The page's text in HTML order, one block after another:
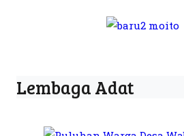
Lembaga Adat